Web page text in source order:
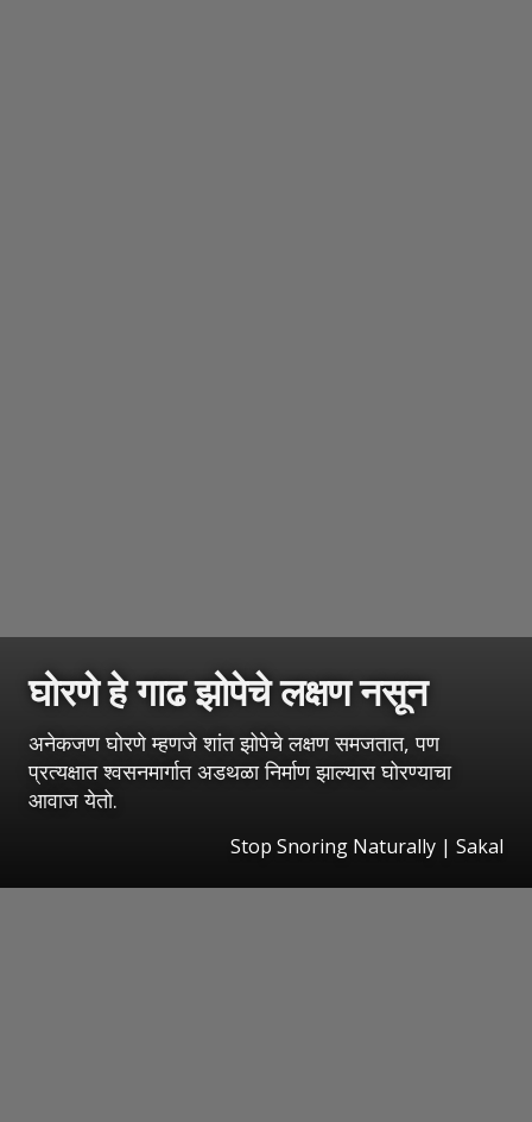
घोरणे हे गाढ झोपेचे लक्षण नसून
अनेकजण घोरणे म्हणजे शांत झोपेचे लक्षण समजतात, पण
प्रत्यक्षात श्वसनमार्गात अडथळा निर्माण झाल्यास घोरण्याचा
आवाज येतो.
Stop Snoring Naturally | Sakal